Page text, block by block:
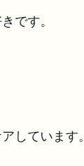
です。
しています。